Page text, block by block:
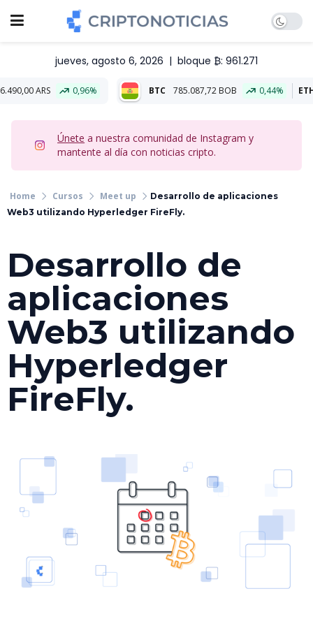
jueves, agosto 6, 2026 | bloque ₿: 961.271
0,96% BTC 785.087,72 BOB 0,44% ETH
Únete a nuestra comunidad de Instagram y
mantente al día con noticias cripto.
Cursos Meet up
Desarrollo de aplicaciones
Web3 utilizando Hyperledger FireFly.
Desarrollo de
aplicaciones
Web3 utilizando
Hyperledger
FireFly.